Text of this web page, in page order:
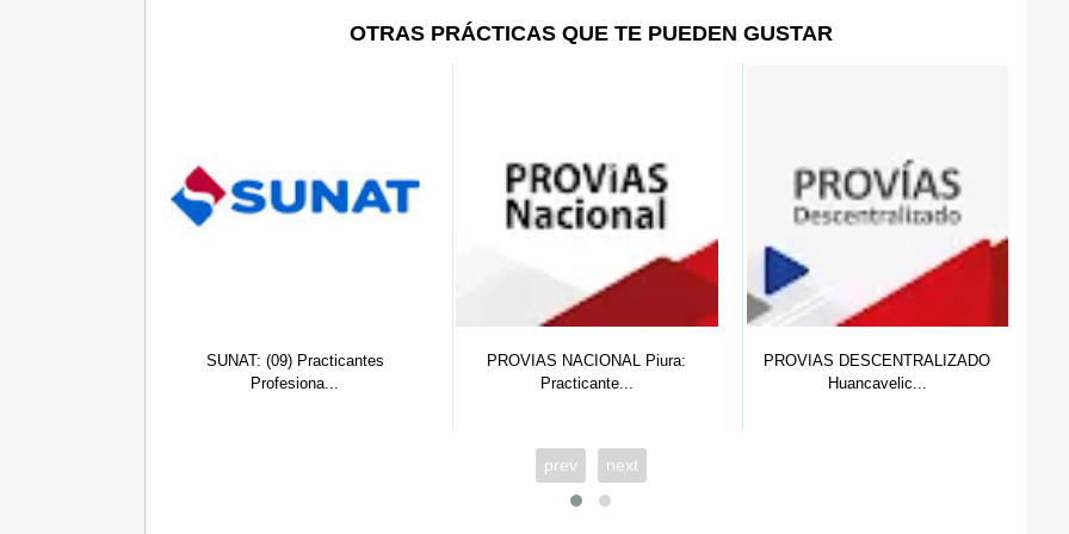
OTRAS PRÁCTICAS QUE TE PUEDEN GUSTAR
PROVIAS NACIONAL Piura:
Practicante...
PROVIAS DESCENTRALIZADO
Huancavelic...
PROVIAS DESCENTRALIZADO
Huánuco: Pr...
prev next